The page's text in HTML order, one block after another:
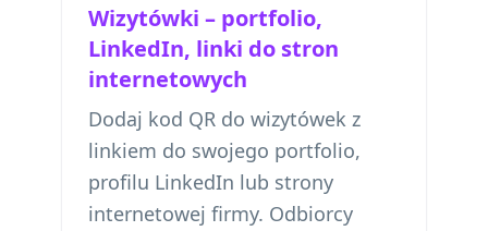
Wizytówki – portfolio,
LinkedIn, linki do stron
internetowych
Dodaj kod QR do wizytówek z
linkiem do swojego portfolio,
profilu LinkedIn lub strony
internetowej firmy. Odbiorcy